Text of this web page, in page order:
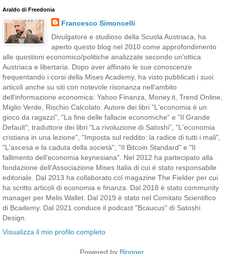
Araldo di Freedonia
Francesco Simoncelli
Divulgatore e studioso della Scuola Austriaca, ha
aperto questo blog nel 2010 come approfondimento
alle questioni economico/politiche analizzate secondo un'ottica
Austriaca e libertaria. Dopo aver affinato le sue conoscenze
frequentando i corsi della Mises Academy, ha visto pubblicati i suoi
articoli anche su siti con notevole risonanza nell'ambito
dell'informazione economica: Yahoo Finanza, Money.it, Trend Online,
Miglio Verde, Rischio Calcolato. Autore dei libri "L'economia è un
gioco da ragazzi", "La fine delle fallacie economiche" e "Il Grande
Default"; traduttore dei libri "La rivoluzione di Satoshi", "L'economia
cristiana in una lezione", "Imposta sul reddito: la radice di tutti i mali",
"L'ascesa e la caduta della società", "Il Bitcoin Standard" e "Il
fallimento dell'economia keynesiana". Nel 2012 ha partecipato alla
fondazione dell'Associazione Mises Italia di cui è stato responsabile
editoriale. Dal 2013 ha collaborato col magazine The Fielder per cui
ha scritto articoli di economia e finanza. Dal 2018 è stato community
manager per Melis Wallet. Dal 2019 è stato nel Comitato Scientifico
di Bcademy. Dal 2021 conduce il podcast "Bcaucus" di Satoshi
Design.
Visualizza il mio profilo completo
Powered by Blogger.